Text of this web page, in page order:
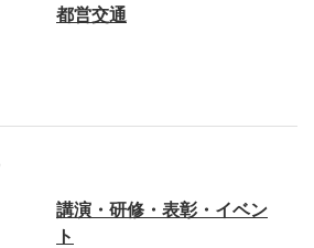
都営交通
講演・研修・表彰・イベン
ト